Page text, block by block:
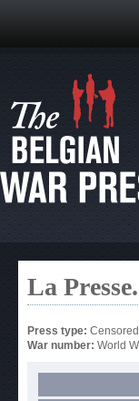
La
Press type:
War number: World